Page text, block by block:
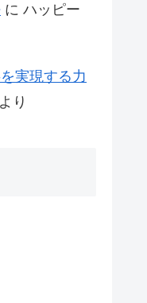
に ハッピー
実現する力
より